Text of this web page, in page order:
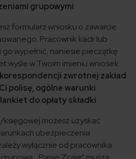
grupowymi.
formularz wniosku o zawarcie
Pracownik kadr lub
wypełnić, naniesie pieczątkę
wyśle w Twoim imieniu wniosek
zwrotnej zakład
polisę, ogólne warunki
do opłaty składki.
możesz uzyskać
ubezpieczenia
wyłącznie od pracownika